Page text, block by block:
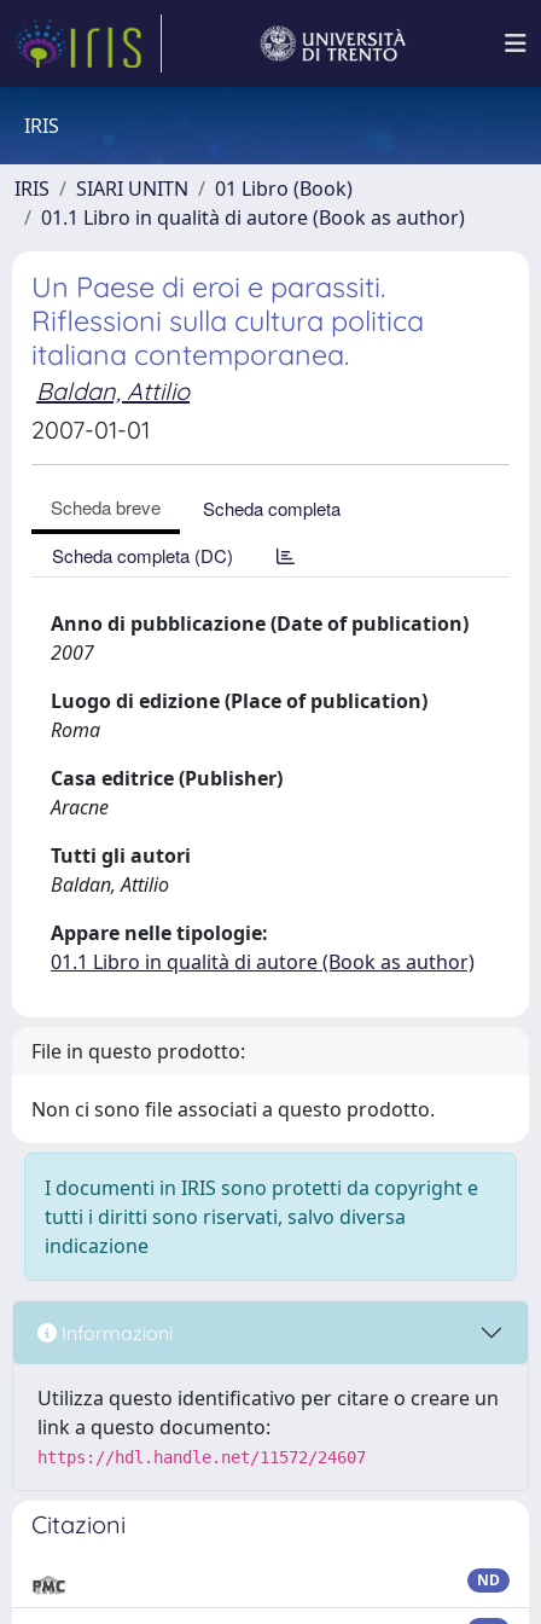
IRIS
IRIS SIARI UNITN
01 Libro (Book)
01.1 Libro in qualità di autore (Book as author)
Un Paese di eroi e parassiti.
Riflessioni sulla cultura politica
italiana contemporanea.
Baldan, Attilio
2007-01-01
Scheda breve
Scheda completa
Scheda completa (DC)
Anno di pubblicazione (Date of publication)
2007
Luogo di edizione (Place of publication)
Roma
Casa editrice (Publisher)
Aracne
Tutti gli autori
Baldan, Attilio
Appare nelle tipologie:
01.1 Libro in qualità di autore (Book as author)
File in questo prodotto:
Non ci sono file associati a questo prodotto.
I documenti in IRIS sono protetti da copyright e
tutti i diritti sono riservati, salvo diversa
indicazione
Informazioni
Utilizza questo identificativo per citare o creare un
link a questo documento:
https://hdl.handle.net/11572/24607
Citazioni
ND